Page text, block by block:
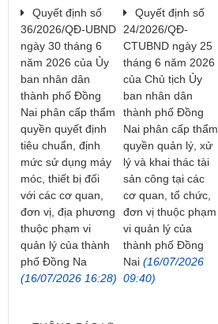
Quyết định số
36/2026/QĐ-UBND
ngày 30 tháng 6
năm 2026 của Ủy
ban nhân dân
thành phố Đồng
Nai phân cấp thẩm
quyền quyết định
tiêu chuẩn, định
mức sử dụng máy
móc, thiết bị đối
với các cơ quan,
đơn vị, địa phương
thuộc phạm vi
quản lý của thành
phố Đồng Na
(16/07/2026 16:28)
Quyết định số
24/2026/QĐ-
CTUBND ngày 25
tháng 6 năm 2026
của Chủ tịch Ủy
ban nhân dân
thành phố Đồng
Nai phân cấp thẩm
quyền quản lý, xử
lý và khai thác tài
sản công tại các
cơ quan, tổ chức,
đơn vị thuộc phạm
vi quản lý của
thành phố Đồng
Nai(16/07/2026
09:40)